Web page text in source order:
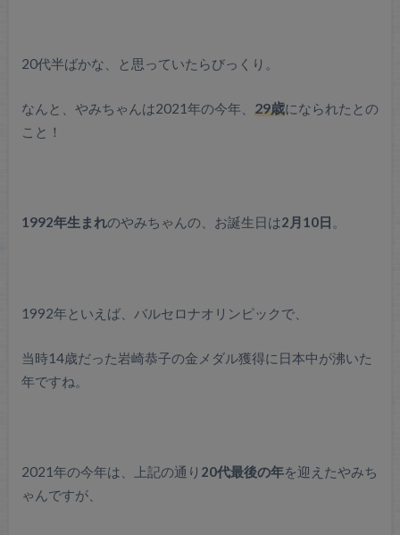
20代半ばかな、と思っていたらびっくり。
なんと、やみちゃんは2021年の今年、 29歳になられたとの
こと！
1992年生まれのやみちゃんの、お誕生日は2月10日 。
1992年といえば、バルセロナオリンピックで、
当時14歳だった岩崎恭子の金メダル獲得に日本中が沸いた
年ですね。
2021年の今年は、上記の通り 20代最後の年を迎えたやみち
ゃんですが、